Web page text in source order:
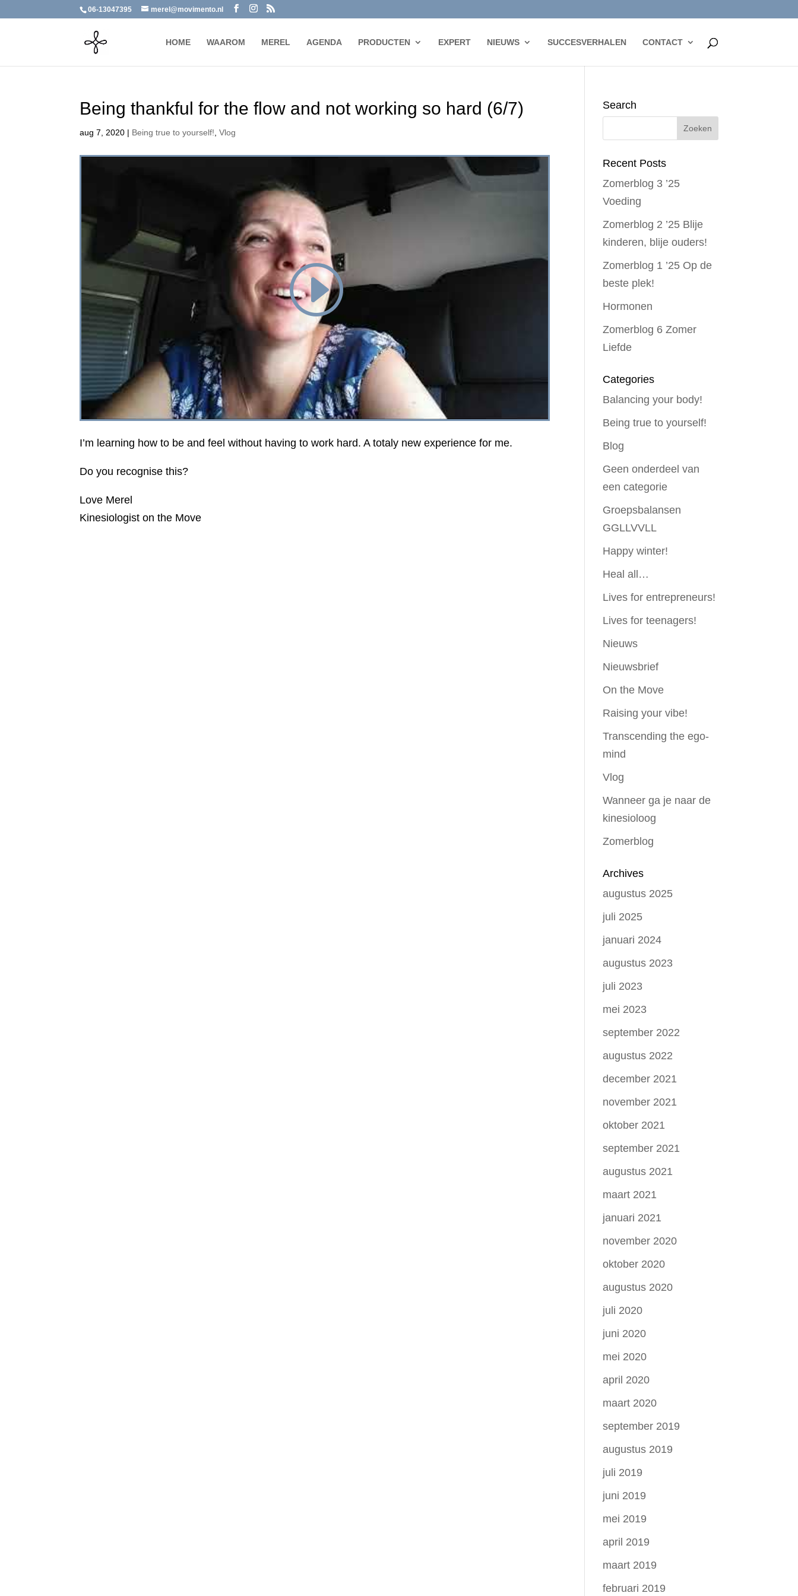
06-13047395 merel@movimento.nl
HOME WAAROM MEREL AGENDA PRODUCTEN EXPERT NIEUWS SUCCESVERHALEN CONTACT
Being thankful for the flow and not working so hard (6/7)
aug 7, 2020 | Being true to yourself! ,Vlog
I’m learning how to be and feel without having to work hard. A totaly new experience for me.
Do you recognise this?
Love Merel
Kinesiologist on the Move
Search
Recent Posts
Zomerblog 3 ’25
Voeding
Zomerblog 2 ’25 Blije
kinderen, blije ouders!
Zomerblog 1 ’25 Op de
beste plek!
Hormonen
Zomerblog 6 Zomer
Liefde
Categories
Balancing your body!
Being true to yourself!
Blog
Geen onderdeel van
een categorie
Groepsbalansen
GGLLVVLL
Happy winter!
Heal all…
Lives for entrepreneurs!
Lives for teenagers!
Nieuws
Nieuwsbrief
On the Move
Raising your vibe!
Transcending the ego-
mind
Vlog
Wanneer ga je naar de
kinesioloog
Zomerblog
Archives
augustus 2025
juli 2025
januari 2024
augustus 2023
juli 2023
mei 2023
september 2022
augustus 2022
december 2021
november 2021
oktober 2021
september 2021
augustus 2021
maart 2021
januari 2021
november 2020
oktober 2020
augustus 2020
juli 2020
juni 2020
mei 2020
april 2020
maart 2020
september 2019
augustus 2019
juli 2019
juni 2019
mei 2019
april 2019
maart 2019
februari 2019